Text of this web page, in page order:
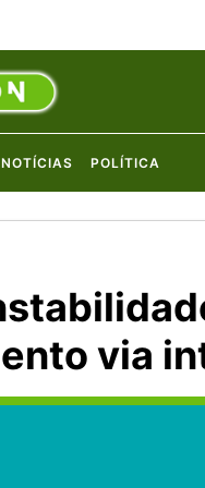
NOTÍCIAS POLÍTICA
via